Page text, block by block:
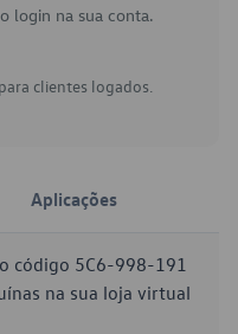
login na sua conta.
clientes logados.
Aplicações
código 5C6-998-191
na sua loja virtual